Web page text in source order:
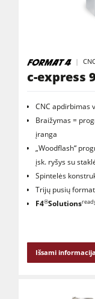
c-express
CNC apdirbimas
Braižymas =
įranga
„Woodflash“
įsk. ryšys su
Spintelės
Trijų pusių
F4®Solutions
Išsami informacija